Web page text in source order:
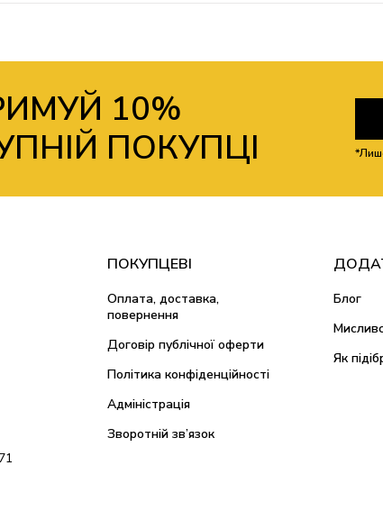
10%
ПОКУПЦІ
ПОКУПЦЕВІ
Оплата, доставка,
повернення
Договір публічної оферти
Політика конфіденційності
Адміністрація
Зворотній зв’язок
Блог
Як